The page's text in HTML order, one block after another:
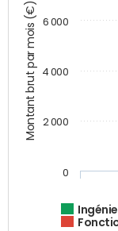
Montant brut par mois (€)
0
2 000
4 000
6 000